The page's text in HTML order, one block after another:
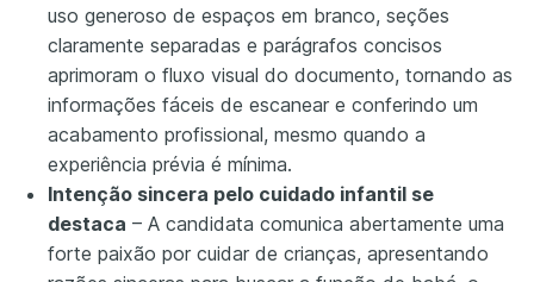
uso generoso de espaços em branco, seções
claramente separadas e parágrafos concisos
aprimoram o fluxo visual do documento, tornando as
informações fáceis de escanear e conferindo um
acabamento profissional, mesmo quando a
experiência prévia é mínima.
Intenção sincera pelo cuidado infantil se
destaca – A candidata comunica abertamente uma
forte paixão por cuidar de crianças, apresentando